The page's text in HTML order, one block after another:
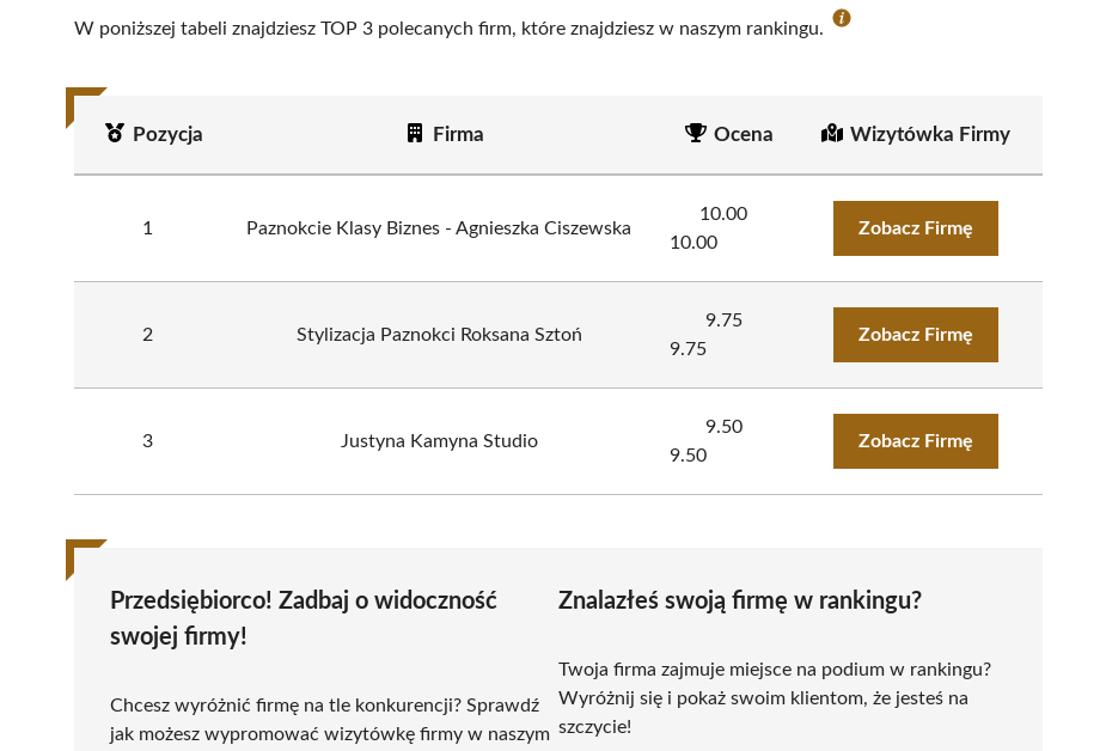
W poniższej tabeli znajdziesz TOP 3 polecanych firm, które znajdziesz w naszym rankingu.
Pozycja Firma Ocena Wizytówka Firmy
1 Paznokcie Klasy Biznes - Agnieszka Ciszewska
10.00
10.00
Zobacz Firmę
2 Stylizacja Paznokci Roksana Sztoń
9.75
9.75
Zobacz Firmę
3 Justyna Kamyna Studio
9.50
9.50
Zobacz Firmę
Przedsiębiorco! Zadbaj o widoczność
swojej firmy!
Chcesz wyróżnić firmę na tle konkurencji? Sprawdź
jak możesz wypromować wizytówkę firmy w naszym
Znalazłeś swoją firmę w rankingu?
Twoja firma zajmuje miejsce na podium w rankingu?
Wyróżnij się i pokaż swoim klientom, że jesteś na
szczycie!